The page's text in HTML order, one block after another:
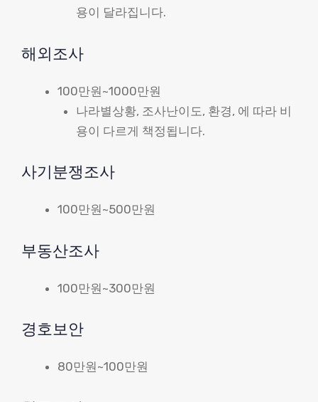
용이 달라집니다.
해외조사
100만원~1000만원
나라별상황, 조사난이도, 환경, 에 따라 비
용이 다르게 책정됩니다.
사기분쟁조사
100만원~500만원
부동산조사
100만원~300만원
경호보안
80만원~100만원